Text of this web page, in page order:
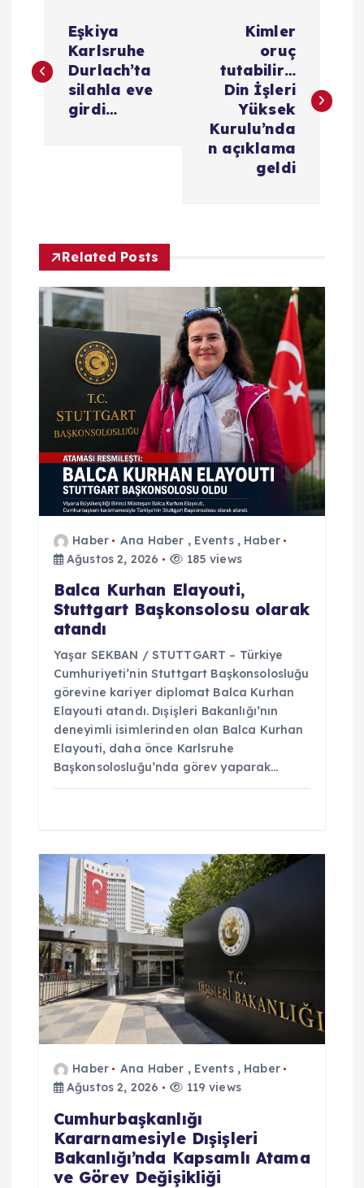
a
z
z
n
s
Eşkiya
Karlsruhe
Durlach’ta
silahla eve
girdi…
Kimler
oruç
tutabilir…
Din İşleri
Yüksek
Kurulu’nda
n açıklama
geldi
Related Posts
Haber Ana Haber , Events, Haber
Ağustos 2, 2026
185 views
Balca Kurhan Elayouti,
Stuttgart Başkonsolosu olarak
atandı
Yaşar SEKBAN / STUTTGART – Türkiye
Cumhuriyeti’nin Stuttgart Başkonsolosluğu
görevine kariyer diplomat Balca Kurhan
Elayouti atandı. Dışişleri Bakanlığı’nın
deneyimli isimlerinden olan Balca Kurhan
Elayouti, daha önce Karlsruhe
Başkonsolosluğu’nda görev yaparak…
Haber Ana Haber , Events, Haber
Ağustos 2, 2026
119 views
Cumhurbaşkanlığı
Kararnamesiyle Dışişleri
Bakanlığı’nda Kapsamlı Atama
ve Görev Değişikliği